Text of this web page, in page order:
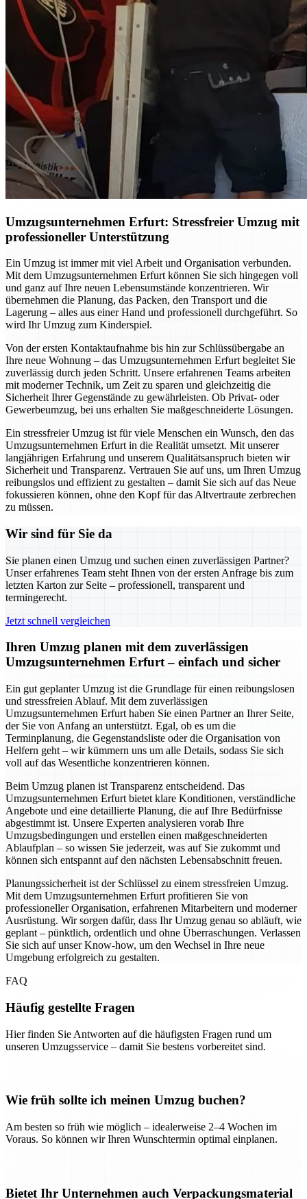
Umzugsunternehmen Erfurt: Stressfreier Umzug mit
professioneller Unterstützung
Ein Umzug ist immer mit viel Arbeit und Organisation verbunden.
Mit dem Umzugsunternehmen Erfurt können Sie sich hingegen voll
und ganz auf Ihre neuen Lebensumstände konzentrieren. Wir
übernehmen die Planung, das Packen, den Transport und die
Lagerung – alles aus einer Hand und professionell durchgeführt. So
wird Ihr Umzug zum Kinderspiel.
Von der ersten Kontaktaufnahme bis hin zur Schlüssübergabe an
Ihre neue Wohnung – das Umzugsunternehmen Erfurt begleitet Sie
zuverlässig durch jeden Schritt. Unsere erfahrenen Teams arbeiten
mit moderner Technik, um Zeit zu sparen und gleichzeitig die
Sicherheit Ihrer Gegenstände zu gewährleisten. Ob Privat- oder
Gewerbeumzug, bei uns erhalten Sie maßgeschneiderte Lösungen.
Ein stressfreier Umzug ist für viele Menschen ein Wunsch, den das
Umzugsunternehmen Erfurt in die Realität umsetzt. Mit unserer
langjährigen Erfahrung und unserem Qualitätsanspruch bieten wir
Sicherheit und Transparenz. Vertrauen Sie auf uns, um Ihren Umzug
reibungslos und effizient zu gestalten – damit Sie sich auf das Neue
fokussieren können, ohne den Kopf für das Altvertraute zerbrechen
zu müssen.
Wir sind für Sie da
Sie planen einen Umzug und suchen einen zuverlässigen Partner?
Unser erfahrenes Team steht Ihnen von der ersten Anfrage bis zum
letzten Karton zur Seite – professionell, transparent und
termingerecht.
Jetzt schnell vergleichen
Ihren Umzug planen mit dem zuverlässigen
Umzugsunternehmen Erfurt – einfach und sicher
Ein gut geplanter Umzug ist die Grundlage für einen reibungslosen
und stressfreien Ablauf. Mit dem zuverlässigen
Umzugsunternehmen Erfurt haben Sie einen Partner an Ihrer Seite,
der Sie von Anfang an unterstützt. Egal, ob es um die
Terminplanung, die Gegenstandsliste oder die Organisation von
Helfern geht – wir kümmern uns um alle Details, sodass Sie sich
voll auf das Wesentliche konzentrieren können.
Beim Umzug planen ist Transparenz entscheidend. Das
Umzugsunternehmen Erfurt bietet klare Konditionen, verständliche
Angebote und eine detaillierte Planung, die auf Ihre Bedürfnisse
abgestimmt ist. Unsere Experten analysieren vorab Ihre
Umzugsbedingungen und erstellen einen maßgeschneiderten
Ablaufplan – so wissen Sie jederzeit, was auf Sie zukommt und
können sich entspannt auf den nächsten Lebensabschnitt freuen.
Planungssicherheit ist der Schlüssel zu einem stressfreien Umzug.
Mit dem Umzugsunternehmen Erfurt profitieren Sie von
professioneller Organisation, erfahrenen Mitarbeitern und moderner
Ausrüstung. Wir sorgen dafür, dass Ihr Umzug genau so abläuft, wie
geplant – pünktlich, ordentlich und ohne Überraschungen. Verlassen
Sie sich auf unser Know-how, um den Wechsel in Ihre neue
Umgebung erfolgreich zu gestalten.
FAQ
Häufig gestellte Fragen
Hier finden Sie Antworten auf die häufigsten Fragen rund um
unseren Umzugsservice – damit Sie bestens vorbereitet sind.
Wie früh sollte ich meinen Umzug buchen?
Am besten so früh wie möglich – idealerweise 2–4 Wochen im
Voraus. So können wir Ihren Wunschtermin optimal einplanen.
Bietet Ihr Unternehmen auch Verpackungsmaterial